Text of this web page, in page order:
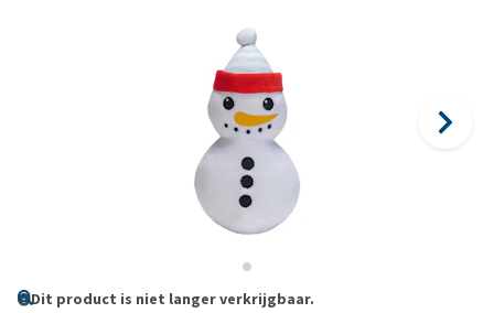
Dit product is niet langer verkrijgbaar.